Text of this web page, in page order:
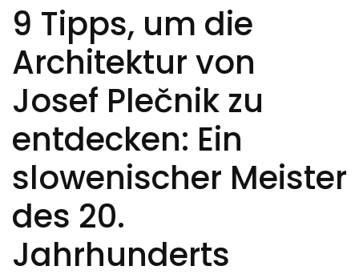
9 Tipps, um die
Architektur von
Josef Plečnik zu
entdecken: Ein
slowenischer Meister
des 20.
Jahrhunderts